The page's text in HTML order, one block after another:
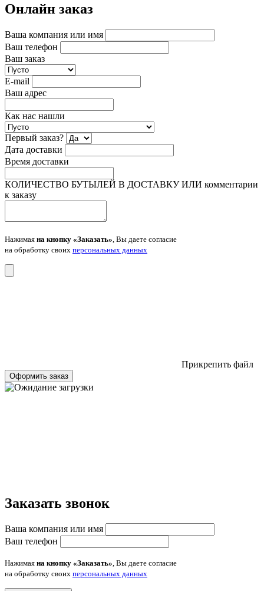
Онлайн заказ
Ваша компания или имя
Ваш телефон
Ваш заказ
E-mail
Ваш адрес
Как нас нашли
Первый заказ?
Дата доставки
Время доставки
КОЛИЧЕСТВО БУТЫЛЕЙ В ДОСТАВКУ ИЛИ комментарии
к заказу
Нажимая на кнопку «Заказать», Вы даете согласие
на обработку своих персональных данных
Прикрепить файл
Оформить заказ
Заказать звонок
Ваша компания или имя
Ваш телефон
Нажимая на кнопку «Заказать» , Вы даете согласие
на обработку своих персональных данных